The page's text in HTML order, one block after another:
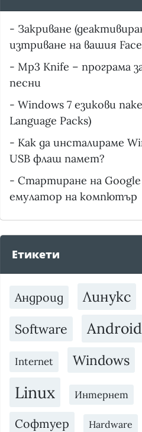
- Закриване
изтриване на вашия
- Mp3 Knife – програма
песни
- Windows 7 езикови
Language Packs)
- Как да инсталираме
USB флаш памет?
- Стартиране на
емулатор на компютър
Етикети
Андроид Линукс
Software Android
Internet Windows
Linux Интернет
Софтуер Hardware